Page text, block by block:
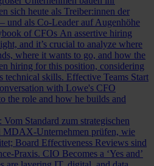
sich heute als Treiber:innen der
und als Co-Leader auf Augenhöhe
of CFOs An assertive hiring
and it’s crucial to analyze where
where it wants to go, and how the
hiring for this position, considering
technical skills. Effective Teams Start
with Lowe's CFO
the role and how he builds and
Standard zum strategischen
MDAX-Unternehmen prüfen, wie
Board Effectiveness Reviews sind
Praxis. CIO Becomes a ‘Yes and’